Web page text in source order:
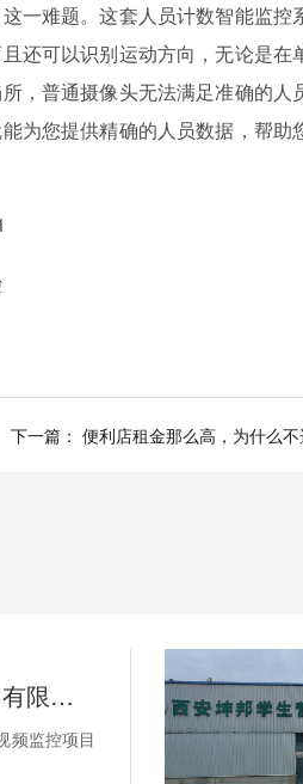
一难题。这套人员计数智能监控
还可以识别运动方向，无论是在
，普通摄像头无法满足准确的人
为您提供精确的人员数据，帮助
下一篇：
SEW-传动设备（西安）有限公司视频监控项目以及无线AP项目
频监控项目